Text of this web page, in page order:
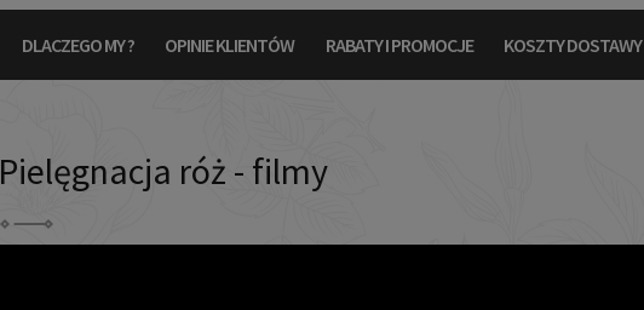
DLACZEGO MY ? OPINIE KLIENTÓW RABATY I PROMOCJE KOSZTY DOSTAWY
Pielęgnacja róż - filmy